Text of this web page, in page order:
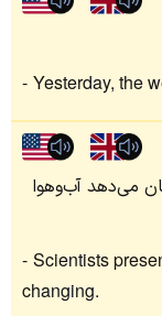
Yesterday, the
می‌دهد آب‌وهوا
Scientists
changing.